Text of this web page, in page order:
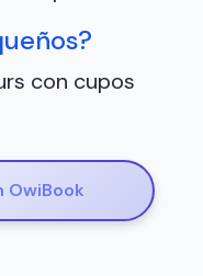
con cupos